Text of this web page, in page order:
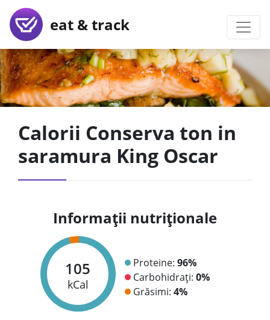
eat & track
Calorii Conserva ton in
saramura King Oscar
Informații nutriționale
105
kCal
Proteine: 96%
Carbohidrați: 0%
Grăsimi: 4%